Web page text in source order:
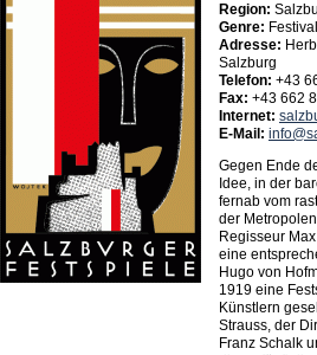
Region:
Genre:
Adresse:
Salzburg
Telefon: +43
Fax: +43 662
Internet:
E-Mail:
Gegen Ende
Idee, in der
fernab vom
der
Regisseur
eine
Hugo von
1919 eine
Künstlern
Strauss, der
Franz Schalk